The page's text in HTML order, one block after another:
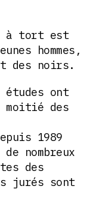
à tort est
hommes,
des noirs.
ont
moitié des
1989
nombreux
des
jurés sont